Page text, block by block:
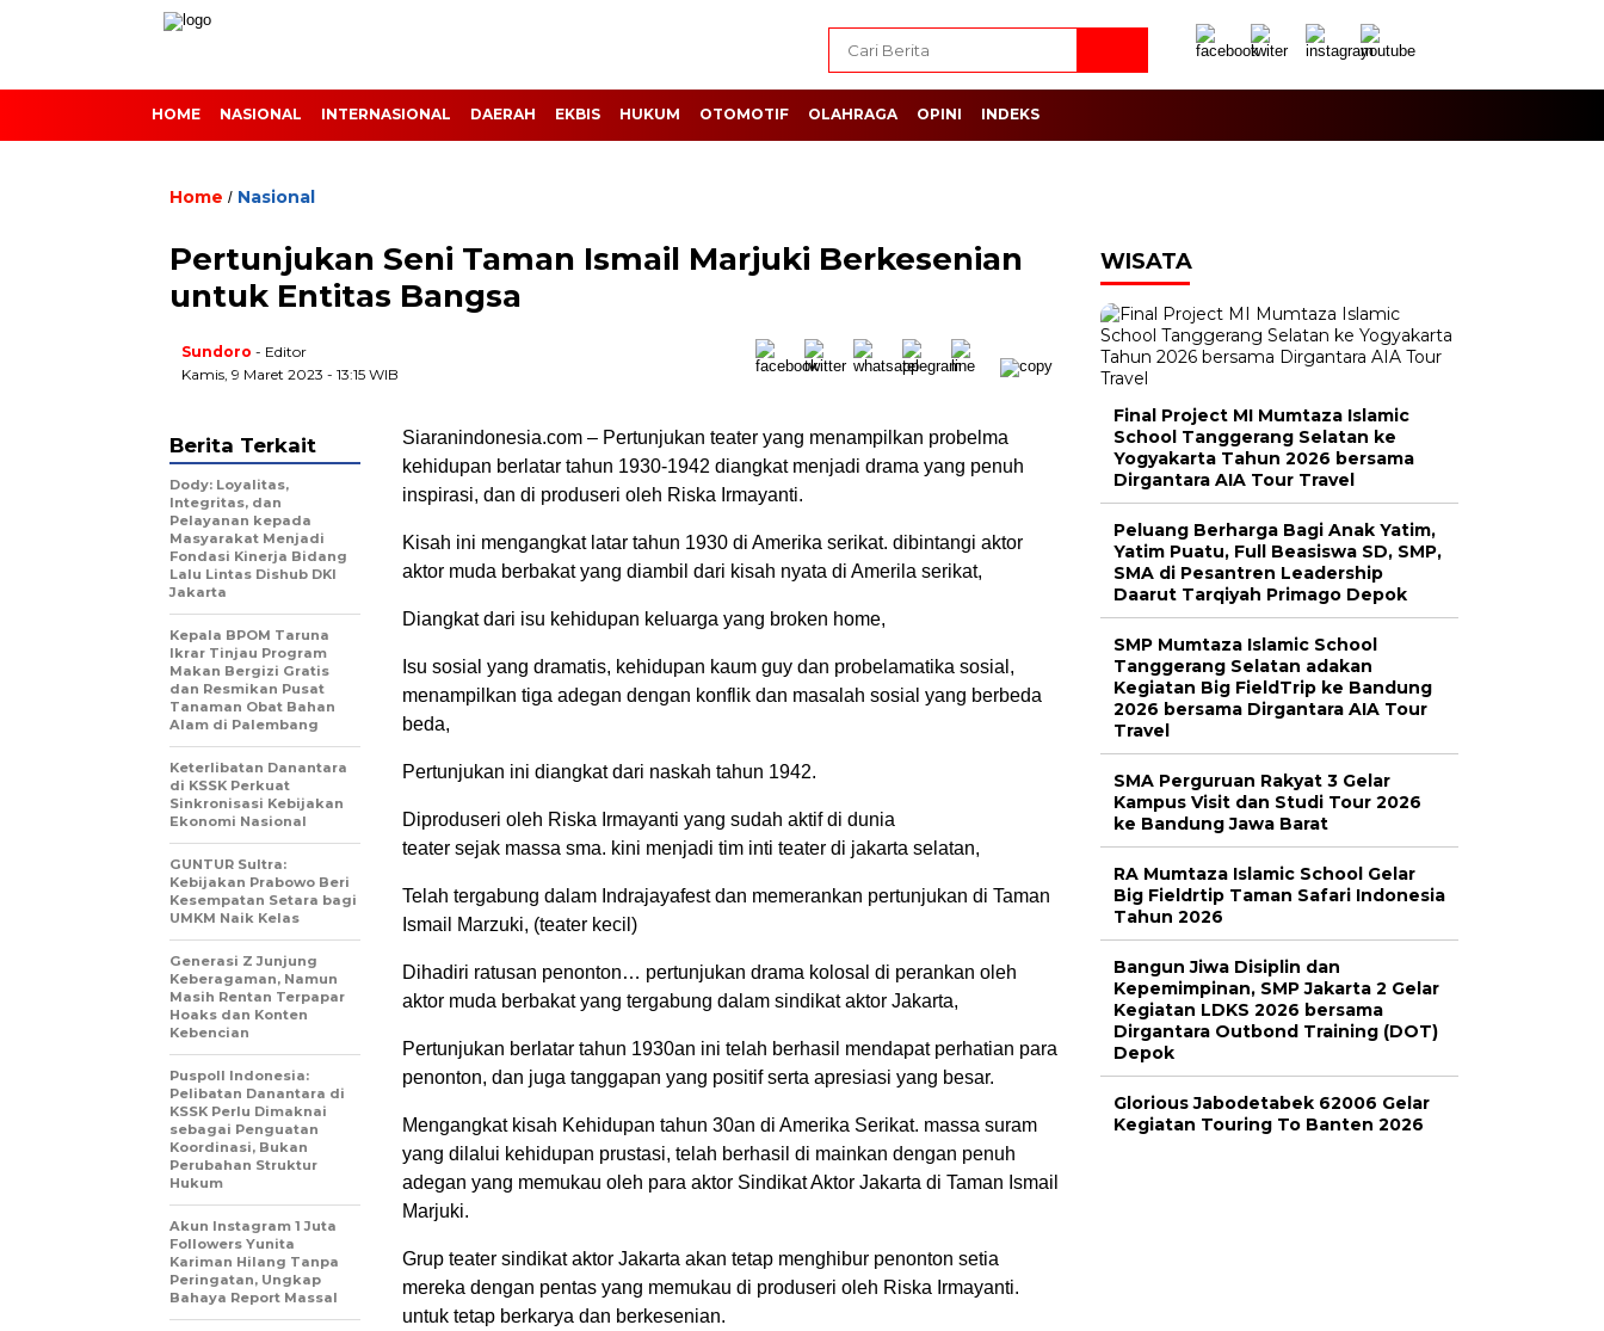
HOME NASIONAL INTERNASIONAL DAERAH EKBIS HUKUM OTOMOTIF OLAHRAGA OPINI INDEKS
Home / Nasional
Pertunjukan Seni Taman Ismail Marjuki Berkesenian
untuk Entitas Bangsa
Sundoro - Editor
Kamis, 9 Maret 2023 - 13:15 WIB
Siaranindonesia.com – Pertunjukan teater yang menampilkan probelma
kehidupan berlatar tahun 1930-1942 diangkat menjadi drama yang penuh
inspirasi, dan di produseri oleh Riska Irmayanti.
Kisah ini mengangkat latar tahun 1930 di Amerika serikat. dibintangi aktor
aktor muda berbakat yang diambil dari kisah nyata di Amerila serikat,
Diangkat dari isu kehidupan keluarga yang broken home,
Isu sosial yang dramatis, kehidupan kaum guy dan probelamatika sosial,
menampilkan tiga adegan dengan konflik dan masalah sosial yang berbeda
beda,
Pertunjukan ini diangkat dari naskah tahun 1942.
Diproduseri oleh Riska Irmayanti yang sudah aktif di dunia
teater sejak massa sma. kini menjadi tim inti teater di jakarta selatan,
Telah tergabung dalam Indrajayafest dan memerankan pertunjukan di Taman
Ismail Marzuki, (teater kecil)
Dihadiri ratusan penonton… pertunjukan drama kolosal di perankan oleh
aktor muda berbakat yang tergabung dalam sindikat aktor Jakarta,
Pertunjukan berlatar tahun 1930an ini telah berhasil mendapat perhatian para
penonton, dan juga tanggapan yang positif serta apresiasi yang besar.
Mengangkat kisah Kehidupan tahun 30an di Amerika Serikat. massa suram
yang dilalui kehidupan prustasi, telah berhasil di mainkan dengan penuh
adegan yang memukau oleh para aktor Sindikat Aktor Jakarta di Taman Ismail
Marjuki.
Grup teater sindikat aktor Jakarta akan tetap menghibur penonton setia
mereka dengan pentas yang memukau di produseri oleh Riska Irmayanti.
untuk tetap berkarya dan berkesenian.
Berita Terkait
Dody: Loyalitas,
Integritas, dan
Pelayanan kepada
Masyarakat Menjadi
Fondasi Kinerja Bidang
Lalu Lintas Dishub DKI
Jakarta
Kepala BPOM Taruna
Ikrar Tinjau Program
Makan Bergizi Gratis
dan Resmikan Pusat
Tanaman Obat Bahan
Alam di Palembang
Keterlibatan Danantara
di KSSK Perkuat
Sinkronisasi Kebijakan
Ekonomi Nasional
GUNTUR Sultra:
Kebijakan Prabowo Beri
Kesempatan Setara bagi
UMKM Naik Kelas
Generasi Z Junjung
Keberagaman, Namun
Masih Rentan Terpapar
Hoaks dan Konten
Kebencian
Puspoll Indonesia:
Pelibatan Danantara di
KSSK Perlu Dimaknai
sebagai Penguatan
Koordinasi, Bukan
Perubahan Struktur
Hukum
Akun Instagram 1 Juta
Followers Yunita
Kariman Hilang Tanpa
Peringatan, Ungkap
Bahaya Report Massal
WISATA
Final Project MI Mumtaza Islamic
School Tanggerang Selatan ke
Yogyakarta Tahun 2026 bersama
Dirgantara AIA Tour Travel
Peluang Berharga Bagi Anak Yatim,
Yatim Puatu, Full Beasiswa SD, SMP,
SMA di Pesantren Leadership
Daarut Tarqiyah Primago Depok
SMP Mumtaza Islamic School
Tanggerang Selatan adakan
Kegiatan Big FieldTrip ke Bandung
2026 bersama Dirgantara AIA Tour
Travel
SMA Perguruan Rakyat 3 Gelar
Kampus Visit dan Studi Tour 2026
ke Bandung Jawa Barat
RA Mumtaza Islamic School Gelar
Big Fieldrtip Taman Safari Indonesia
Tahun 2026
Bangun Jiwa Disiplin dan
Kepemimpinan, SMP Jakarta 2 Gelar
Kegiatan LDKS 2026 bersama
Dirgantara Outbond Training (DOT)
Depok
Glorious Jabodetabek 62006 Gelar
Kegiatan Touring To Banten 2026